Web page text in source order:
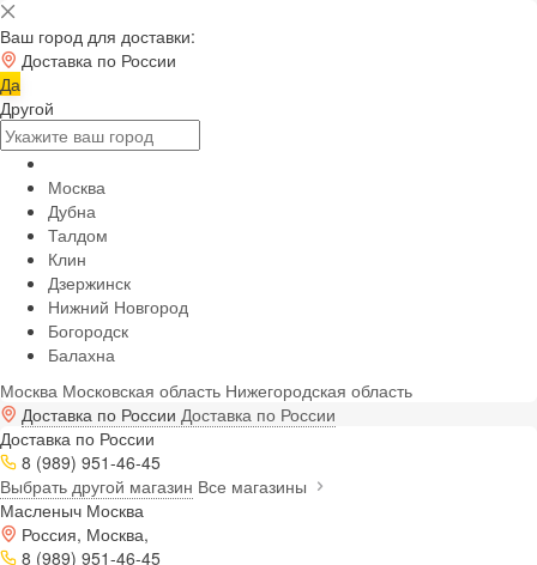
Ваш город для доставки:
Доставка по России
Да
Другой
Москва
Дубна
Талдом
Клин
Дзержинск
Нижний Новгород
Богородск
Балахна
Москва Московская область Нижегородская область
Доставка по России Доставка по России
Доставка по России
8 (989) 951-46-45
Выбрать другой магазин Все магазины
Масленыч Москва
Россия, Москва,
8 (989) 951-46-45